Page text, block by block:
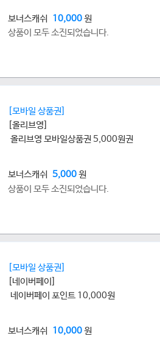
보너스캐쉬 10,000원
상품이 모두 소진되었습니다.
[모바일 상품권]
[올리브영]
올리브영 모바일상품권 5,000원권
보너스캐쉬 5,000원
상품이 모두 소진되었습니다.
[모바일 상품권]
[네이버페이]
네이버페이 포인트 10,000원
보너스캐쉬 10,000원